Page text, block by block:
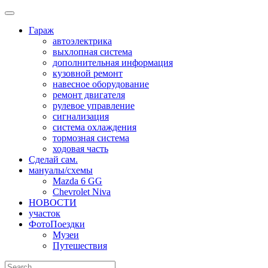
Skip
contentГараж
автоэлектрика
выхлопная система
дополнительная информация
кузовной ремонт
навесное оборудование
ремонт двигателя
рулевое управление
сигнализация
система охлаждения
тормозная система
ходовая часть
Сделай сам.
мануалы/схемы
Mazda 6 GG
Chevrolet Niva
НОВОСТИ
участок
ФотоПоездки
Музеи
Путешествия
Search